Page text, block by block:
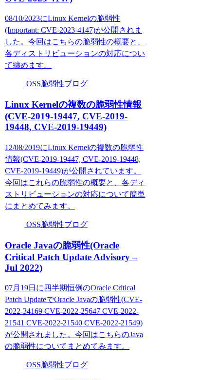
08/10/2023にLinux Kernelの脆弱性
(Important: CVE-2023-4147)が公開されま
した。今回はこちらの脆弱性の概要と、
各ディストリビューションの対応につい
て纏めます。
OSS脆弱性ブログ
Linux Kernelの複数の脆弱性情報
(CVE-2019-19447, CVE-2019-
19448, CVE-2019-19449)
12/08/2019にLinux Kernelの複数の脆弱性
情報(CVE-2019-19447, CVE-2019-19448,
CVE-2019-19449)が公開されています。
今回はこれらの脆弱性の概要と、各ディ
ストリビューションの対応について簡単
にまとめてみます。
OSS脆弱性ブログ
Oracle Javaの脆弱性(Oracle
Critical Patch Update Advisory –
Jul 2022)
07月19日に四半期恒例のOracle Critical
Patch UpdateでOracle Javaの脆弱性(CVE-
2022-34169 CVE-2022-25647 CVE-2022-
21541 CVE-2022-21540 CVE-2022-21549)
が公開されました。今回はこちらのJava
の脆弱性についてまとめてみます。
OSS脆弱性ブログ